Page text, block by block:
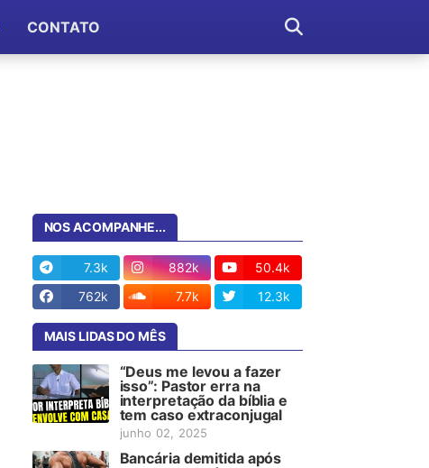
CONTATO
NOS ACOMPANHE...
7.3k 882k
50.4k
762k
7.7k 12.3k
MAIS LIDAS DO MÊS
“Deus me levou a fazer
isso”: Pastor erra na
interpretação da bíblia e
tem caso extraconjugal
junho 02, 2025
Bancária demitida após